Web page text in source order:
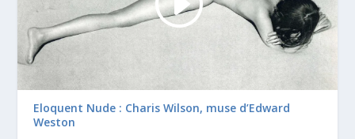
Eloquent Nude : Charis Wilson, muse d’Edward
Weston